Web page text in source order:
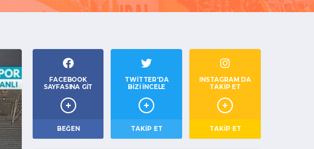
FACEBOOK
SAYFASINA GIT
BEĞEN
TWITTER'DA
BIZI İNCELE
TAKIP ET
INSTAGRAM DA
TAKİP ET
TAKİP ET